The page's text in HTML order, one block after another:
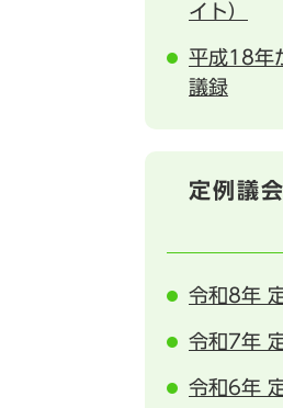
イト）
平成18年
議録
定例議
令和8年
令和7年
令和6年